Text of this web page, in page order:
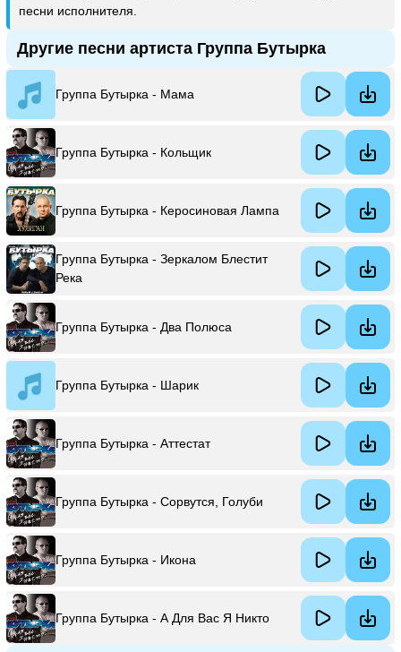
песни исполнителя.
Другие песни артиста Группа Бутырка
Группа Бутырка - Мама
Группа Бутырка - Кольщик
Группа Бутырка - Керосиновая Лампа
Группа Бутырка - Зеркалом Блестит
Река
Группа Бутырка - Два Полюса
Группа Бутырка - Шарик
Группа Бутырка - Аттестат
Группа Бутырка - Сорвутся, Голуби
Группа Бутырка - Икона
Группа Бутырка - А Для Вас Я Никто